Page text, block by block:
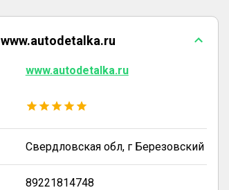
www.autodetalka.ru
www.autodetalka.ru
Свердловская обл, г Березовский
89221814748